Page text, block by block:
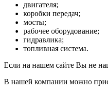
двигателя;
коробки передач;
мосты;
рабочее оборудование;
гидравлика;
топливная система.
Если на нашем сайте Вы не
В нашей компании можно